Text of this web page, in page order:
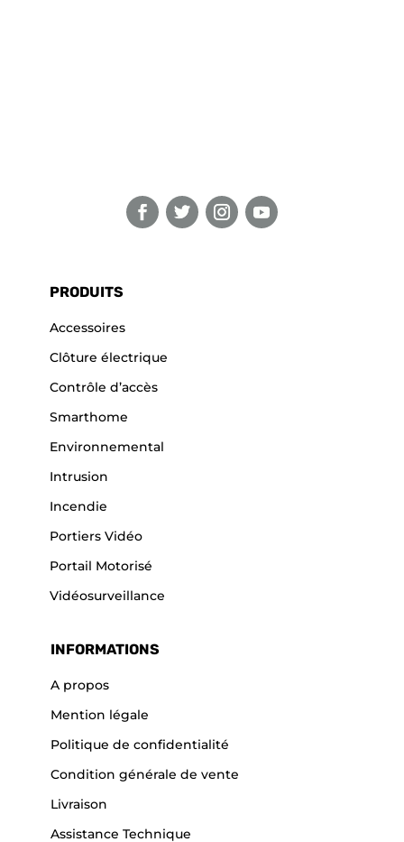
PRODUITS
Accessoires
Clôture électrique
Contrôle d’accès
Smarthome
Environnemental
Intrusion
Incendie
Portiers Vidéo
Portail Motorisé
Vidéosurveillance
INFORMATIONS
A propos
Mention légale
Politique de confidentialité
Condition générale de vente
Livraison
Assistance Technique